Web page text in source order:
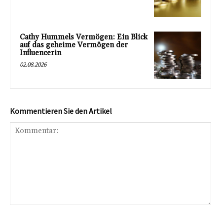
Cathy Hummels Vermögen: Ein Blick
auf das geheime Vermögen der
Influencerin
02.08.2026
Kommentieren Sie den Artikel